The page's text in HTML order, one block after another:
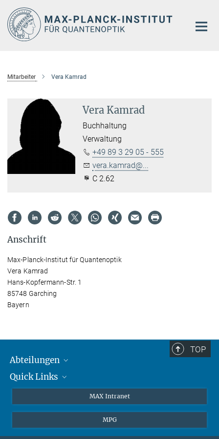
Hauptinhalt
Mitarbeiter Vera Kamrad
Vera Kamrad
Buchhaltung
Verwaltung
+49 89 3 29 05 - 555
vera.kamrad@...
C 2.62
Anschrift
Max-Planck-Institut für Quantenoptik
Vera Kamrad
Hans-Kopfermann-Str. 1
85748 Garching
Bayern
TOP
Abteilungen
Attosekundenphysik
Quick Links
Kontakt
MAX Intranet
MPG